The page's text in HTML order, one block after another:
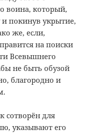
воина, который,
и покинув укрытие,
же, если,
на поиски
Всевышнего
не быть обузой
благородно и
сотворён для
указывают его